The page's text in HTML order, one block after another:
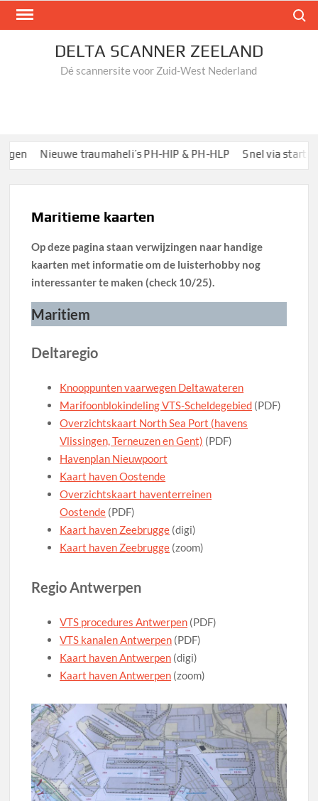
Zoek
DELTA SCANNER ZEELAND
Dé scannersite voor Zuid-West Nederland
Nieuwe traumaheli’s PH-HIP & PH-HLP Snel via
Maritieme kaarten
Op deze pagina staan verwijzingen naar handige
kaarten met informatie om de luisterhobby nog
interessanter te maken (check 10/25).
Maritiem
Deltaregio
Knooppunten vaarwegen Deltawateren
Marifoonblokindeling VTS-Scheldegebied (PDF)
Overzichtskaart North Sea Port (havens
Vlissingen, Terneuzen en Gent) (PDF)
Havenplan Nieuwpoort
Kaart haven Oostende
Overzichtskaart haventerreinen
Oostende (PDF)
Kaart haven Zeebrugge (digi)
Kaart haven Zeebrugge (zoom)
Regio Antwerpen
VTS procedures Antwerpen (PDF)
VTS kanalen Antwerpen (PDF)
Kaart haven Antwerpen (digi)
Kaart haven Antwerpen (zoom)